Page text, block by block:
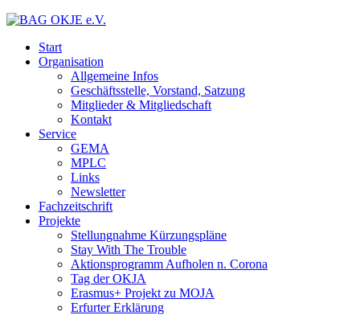
Start
Organisation
Allgemeine Infos
Geschäftsstelle, Vorstand, Satzung
Mitglieder & Mitgliedschaft
Kontakt
Service
GEMA
MPLC
Links
Newsletter
Fachzeitschrift
Projekte
Stellungnahme Kürzungspläne
Stay With The Trouble
Aktionsprogramm Aufholen n. Corona
Tag der OKJA
Erasmus+ Projekt zu MOJA
Erfurter Erklärung